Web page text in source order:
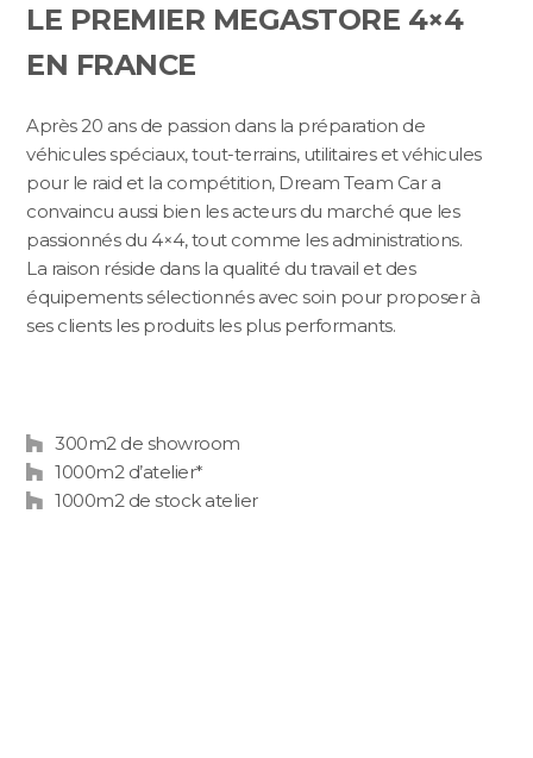
LE PREMIER MEGASTORE 4×4
EN FRANCE
Après 20 ans de passion dans la préparation de
véhicules spéciaux, tout-terrains, utilitaires et véhicules
pour le raid et la compétition, Dream Team Car a
convaincu aussi bien les acteurs du marché que les
passionnés du 4×4, tout comme les administrations.
La raison réside dans la qualité du travail et des
équipements sélectionnés avec soin pour proposer à
ses clients les produits les plus performants.
300m2 de showroom
1000m2 d’atelier*
1000m2 de stock atelier